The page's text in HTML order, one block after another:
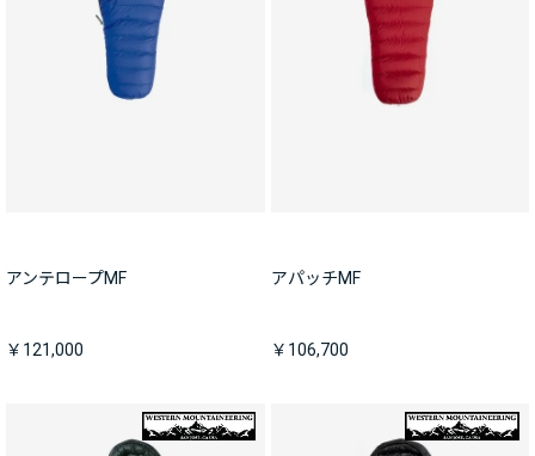
アンテロープMF
￥121,000
アパッチMF
￥106,700